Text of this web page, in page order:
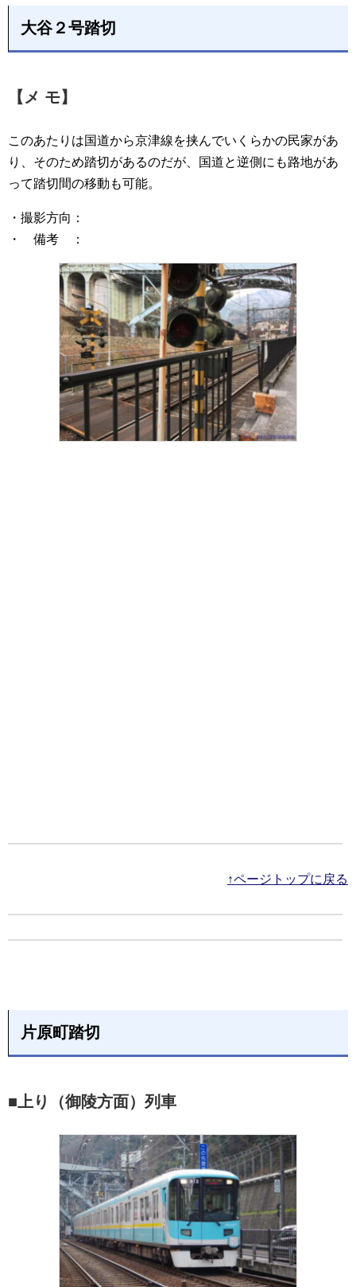
大谷２号踏切
【メ モ】
このあたりは国道から京津線を挟んでいくらかの民家があ
り、そのため踏切があるのだが、国道と逆側にも路地があ
って踏切間の移動も可能。
・撮影方向：
・ 備考 ：
↑ページトップに戻る
片原町踏切
■上り（御陵方面）列車